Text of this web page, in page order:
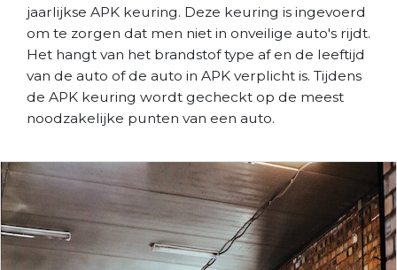
jaarlijkse APK keuring. Deze keuring is ingevoerd
om te zorgen dat men niet in onveilige auto's rijdt.
Het hangt van het brandstof type af en de leeftijd
van de auto of de auto in APK verplicht is. Tijdens
de APK keuring wordt gecheckt op de meest
noodzakelijke punten van een auto.